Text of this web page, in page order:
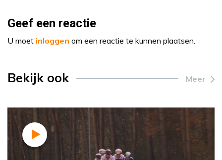
Geef een reactie
U moet inloggen om een reactie te kunnen plaatsen.
Bekijk ook Meer